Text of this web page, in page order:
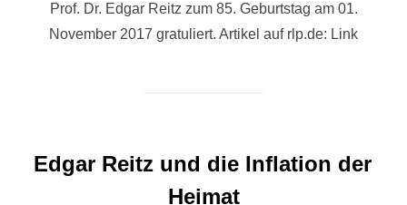
Prof. Dr. Edgar Reitz zum 85. Geburtstag am 01.
November 2017 gratuliert. Artikel auf rlp.de: Link
Edgar Reitz und die Inflation der
Heimat